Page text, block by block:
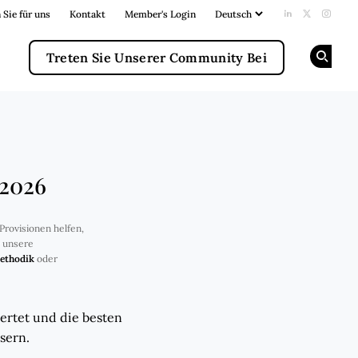
Sie für uns Kontakt Member's Login Add us on
Follow
Treten Sie Unserer Community Bei
helfen,
oder
und die besten